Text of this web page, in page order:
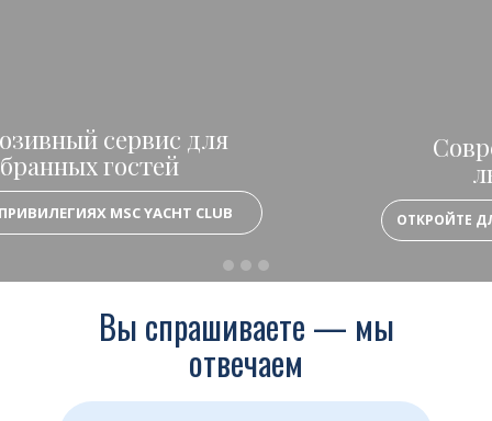
Современный взгляд на
люксовый отдых
ОТКРОЙТЕ ДЛЯ СЕБЯ МИР РОСКОШНЫХ КРУИЗОВ
Вы спрашиваете — мы
отвечаем